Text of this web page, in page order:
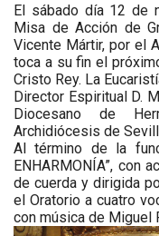
El sábado día 12 de
Misa de Acción de
Vicente Mártir, por el
toca a su fin el
Cristo Rey. La
Director Espiritual D.
Diocesano de
Archidiócesis de
Al término de la
ENHARMONÍA”, con
de cuerda y dirigida
el Oratorio a cuatro
con música de Miguel